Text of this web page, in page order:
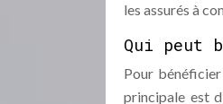
les assurés à
Qui peut
Pour
principale est